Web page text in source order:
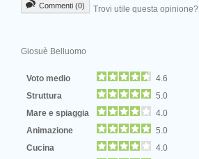
Commenti (0) Trovi utile questa opinione?
Giosuè Belluomo
Voto medio
4.6
Struttura
5.0
Mare e spiaggia
4.0
Animazione
5.0
Cucina
4.0